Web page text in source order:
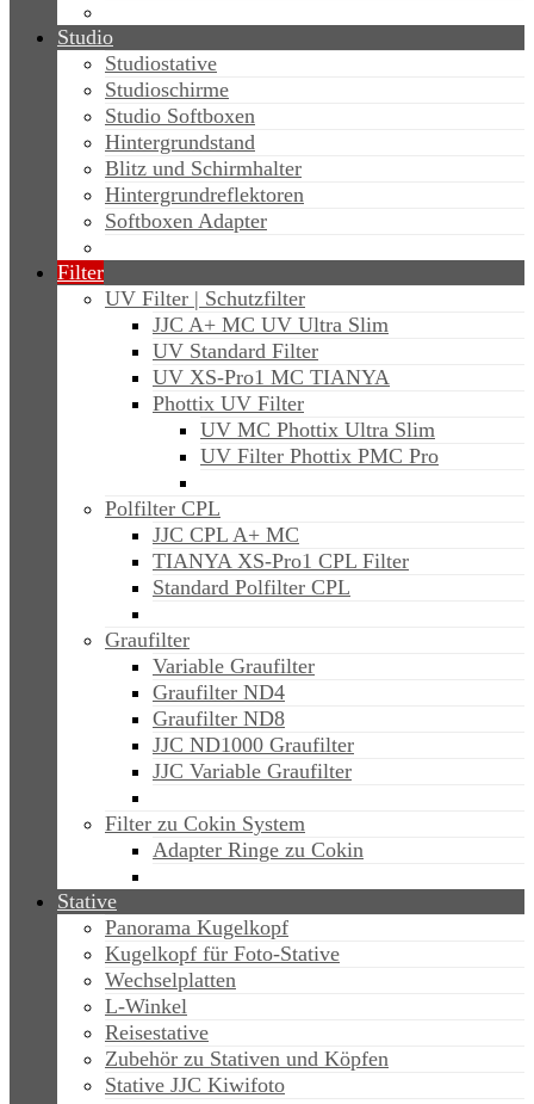
Studio
Studiostative
Studioschirme
Studio Softboxen
Hintergrundstand
Blitz und Schirmhalter
Hintergrundreflektoren
Softboxen Adapter
Filter
UV Filter | Schutzfilter
JJC A+ MC UV Ultra Slim
UV Standard Filter
UV XS-Pro1 MC TIANYA
Phottix UV Filter
UV MC Phottix Ultra Slim
UV Filter Phottix PMC Pro
Polfilter CPL
JJC CPL A+ MC
TIANYA XS-Pro1 CPL Filter
Standard Polfilter CPL
Graufilter
Variable Graufilter
Graufilter ND4
Graufilter ND8
JJC ND1000 Graufilter
JJC Variable Graufilter
Filter zu Cokin System
Adapter Ringe zu Cokin
Stative
Panorama Kugelkopf
Kugelkopf für Foto-Stative
Wechselplatten
L-Winkel
Reisestative
Zubehör zu Stativen und Köpfen
Stative JJC Kiwifoto